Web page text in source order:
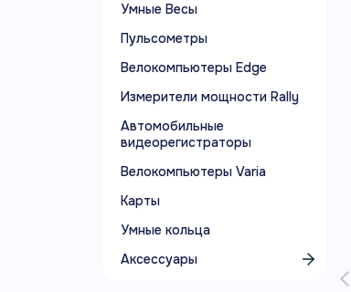
Умные Весы
Пульсометры
Велокомпьютеры Edge
Измерители мощности Rally
Автомобильные
видеорегистраторы
Велокомпьютеры Varia
Карты
Умные кольца
Аксессуары